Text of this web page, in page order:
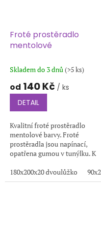
Froté prostěradlo
mentolové
Skladem do 3 dnů(>5 ks)
od 140 Kč / ks
DETAIL
Kvalitní froté prostěradlo
mentolové barvy. Froté
prostěradla jsou napínací,
opatřena gumou v tunýlku. K
používána kvalitní froté
tkanina s vysokou...
180x200x20 dvoulůžko